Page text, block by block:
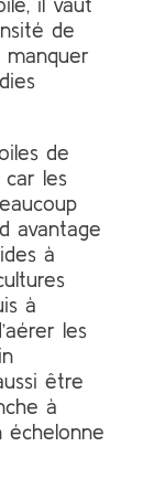
de
manquer
de
les
avantage
à
à
les
être
à
échelonne